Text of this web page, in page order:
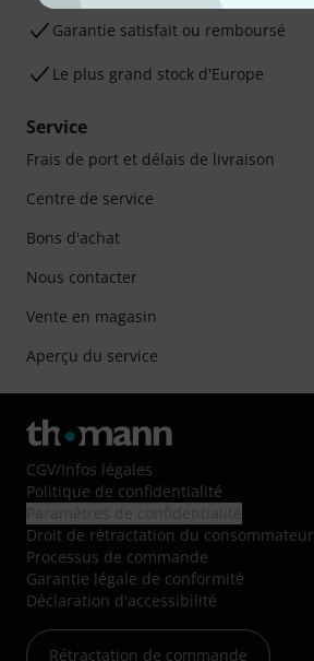
Garantie satisfait ou remboursé
Le plus grand stock d'Europe
Service
Frais de port et délais de livraison
Centre de service
Bons d'achat
Nous contacter
Vente en magasin
Aperçu du service
CGV/Infos légales
Politique de confidentialité
Droit de rétractation du consommateur
Processus de commande
Garantie légale de conformité
Déclaration d'accessibilité
Rétractation de commande